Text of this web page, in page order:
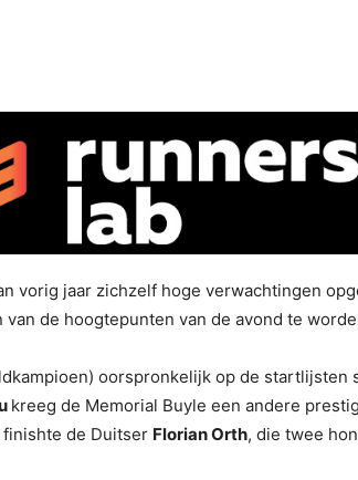
vorig jaar zichzelf hoge verwachtingen
de hoogtepunten van de avond te
oorspronkelijk op de startlijsten
kreeg de Memorial Buyle een andere
de Duitser Florian Orth, die twee